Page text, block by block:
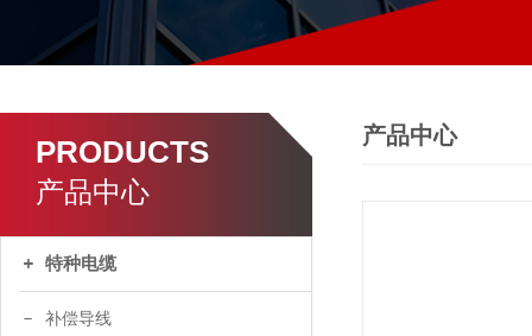
PRODUCTS
产品中心
特种电缆
补偿导线
产品中心